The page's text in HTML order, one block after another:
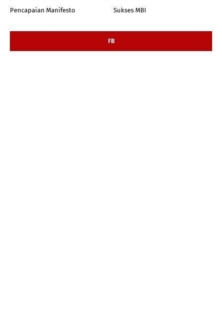
Pencapaian Manifesto Sukses MBI
FB